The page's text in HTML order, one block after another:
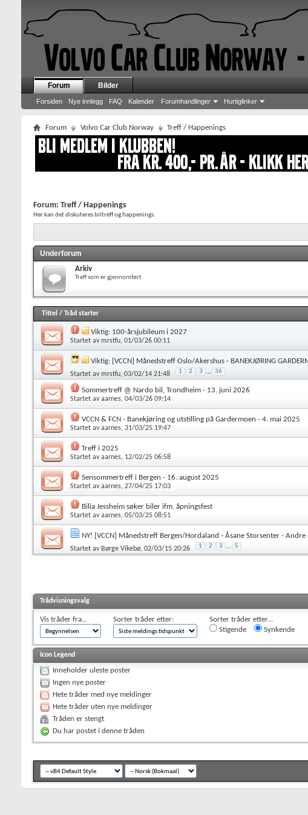
Forum
Forsiden Nye innlegg FAQ Kalender Forumhandlinger Hurtiglinker
Bilder
Forum Volvo Car Club Norway Treff / Happenings
Forum: Treff / Happenings
Her kan det diskuteres biltreff og happenings.
Underforum
Arkiv
Treff som er gjennomført
Tittel / Tråd starter
Viktig: 100-årsjubileum i 2027
Startet avmrstfu, 01/03/26 00:11
Viktig: [VCCN] Månedstreff Oslo/Akershus - BANEKJØRING
Startet avmrstfu, 03/02/14 21:48 1 2 3 ... 36
Sommertreff @ Nardo bil, Trondheim - 13. juni 2026
Startet avaarnes, 04/03/26 09:14
VCCN & FCN - Banekjøring og utstilling på Gardermoen - 4. mai 2025
Startet avaarnes, 31/03/25 19:47
Treff i 2025
Startet avaarnes, 12/02/25 06:58
Sensommertreff i Bergen - 16. august 2025
Startet avaarnes, 27/04/25 17:03
Bilia Jessheim søker biler ifm. åpningsfest
Startet avaarnes, 05/03/25 08:51
NY! [VCCN] Månedstreff Bergen/Hordaland - Åsane Storsenter -
Startet av Børge Vikebø, 02/03/15 20:26 1 2 3 ... 5
Trådvisningsvalg
Vis tråder fra... Sorter tråder etter:
Sorter tråder etter...
Stigende
Synkende
Icon Legend
Inneholder uleste poster
Ingen nye poster
Hete tråder med nye meldinger
Hete tråder uten nye meldinger
Tråden er stengt
Du har postet i denne tråden